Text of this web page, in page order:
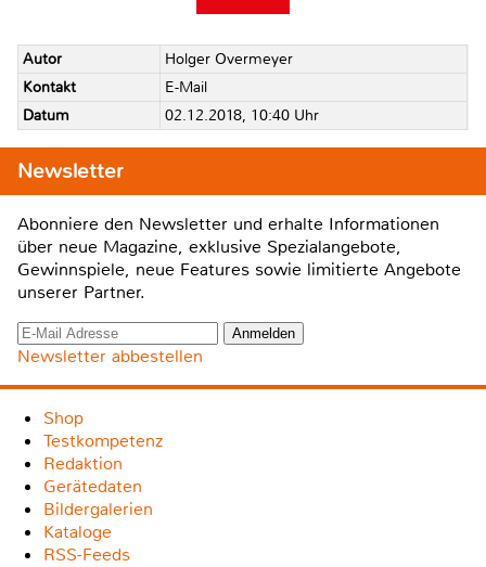
Autor
Holger Overmeyer
Kontakt
E-Mail
Datum
02.12.2018, 10:40 Uhr
Newsletter
Abonniere den Newsletter und erhalte Informationen
über neue Magazine, exklusive Spezialangebote,
Gewinnspiele, neue Features sowie limitierte Angebote
unserer Partner.
Newsletter abbestellen
Shop
Testkompetenz
Redaktion
Gerätedaten
Bildergalerien
Kataloge
RSS-Feeds